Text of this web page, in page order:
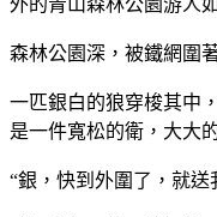
森林公園深 ，被鐵網圍
一匹銀白的狼穿梭其中
是一件寬松的衛 ，大大
“銀，快到外圍了，就送